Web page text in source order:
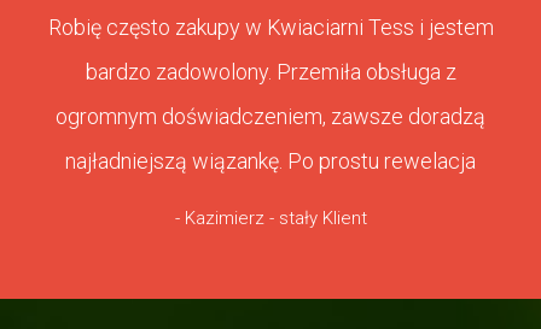
Robię często zakupy w Kwiaciarni Tess i jestem
bardzo zadowolony. Przemiła obsługa z
ogromnym doświadczeniem, zawsze doradzą
najładniejszą wiązankę. Po prostu rewelacja
- Kazimierz - stały Klient